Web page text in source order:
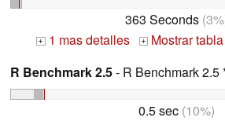
363 Seconds
+ 1 mas detalles +
Mostrar
R Benchmark 2.5- R Benchmark 2.5
0.5 sec(10%)